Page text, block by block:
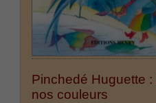
Pinchedé Huguette
nos couleurs